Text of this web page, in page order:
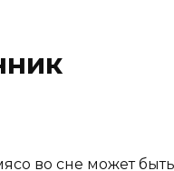
во сне может